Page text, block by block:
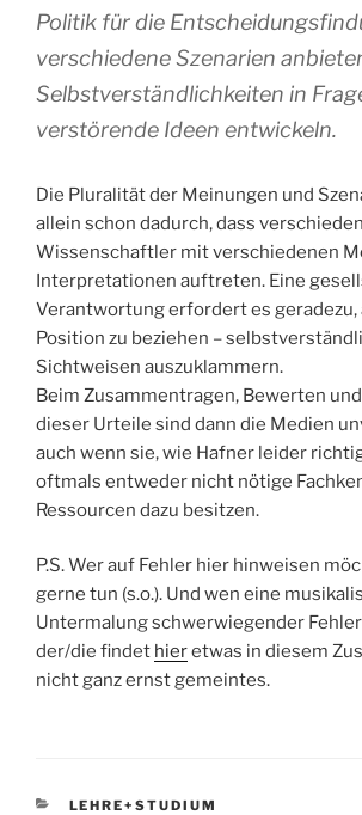
Politik für die
verschiedene Szenarien
Selbstverständlichkeiten in
verstörende Ideen entwickeln.
Die Pluralität der Meinungen und
allein schon dadurch, dass
Wissenschaftler mit verschiedenen
Interpretationen auftreten. Eine
Verantwortung erfordert es geradezu,
Position zu beziehen –
Sichtweisen auszuklammern.
Beim Zusammentragen, Bewerten
dieser Urteile sind dann die Medien
auch wenn sie, wie Hafner leider
oftmals entweder nicht nötige
Ressourcen dazu besitzen.
P.S. Wer auf Fehler hier hinweisen
gerne tun (s.o.). Und wen eine
Untermalung schwerwiegender
der/die findet hieretwas in diesem
nicht ganz ernst gemeintes.
KATEGORIEN
LEHRE+STUDIUM